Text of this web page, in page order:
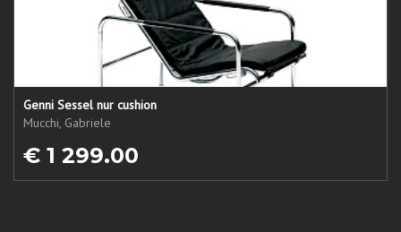
Genni Sessel nur cushion
Mucchi, Gabriele
€ 1 299.00